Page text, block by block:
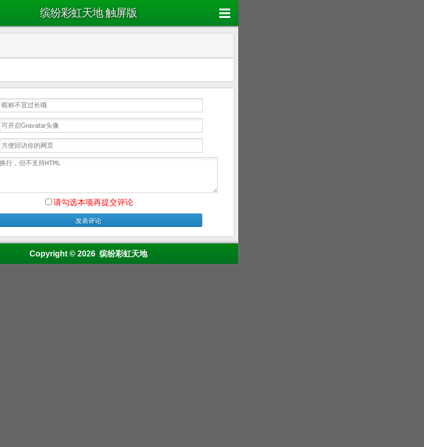
缤纷彩虹天地 触屏版
请勾选本项再提交评论
Copyright © 2026 缤纷彩虹天地